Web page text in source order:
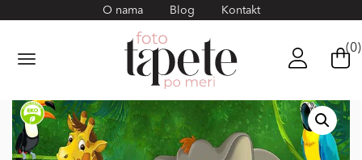
O nama Blog Kontakt
(0)